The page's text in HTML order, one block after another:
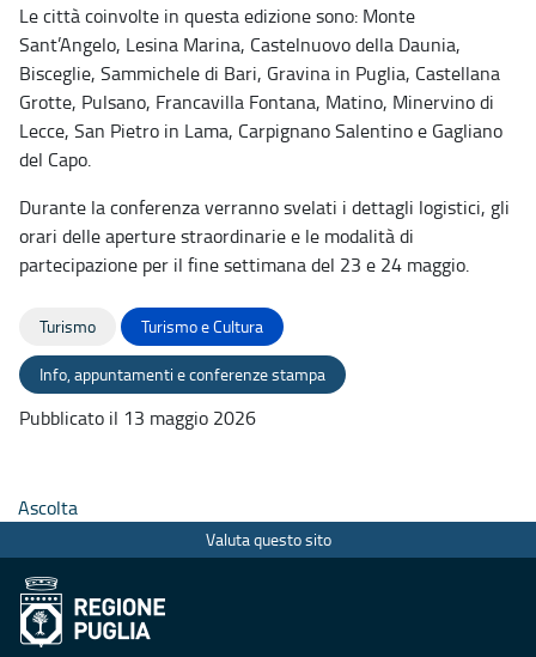
Le città coinvolte in questa edizione sono: Monte
Sant’Angelo, Lesina Marina, Castelnuovo della Daunia,
Bisceglie, Sammichele di Bari, Gravina in Puglia, Castellana
Grotte, Pulsano, Francavilla Fontana, Matino, Minervino di
Lecce, San Pietro in Lama, Carpignano Salentino e Gagliano
del Capo.
Durante la conferenza verranno svelati i dettagli logistici, gli
orari delle aperture straordinarie e le modalità di
partecipazione per il fine settimana del 23 e 24 maggio.
Turismo Turismo e Cultura
Info, appuntamenti e conferenze stampa
Pubblicato il 13 maggio 2026
Ascolta
Valuta questo sito